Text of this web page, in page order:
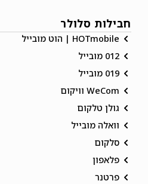
חבילות סלולר
HOTmobile | הוט מובייל
012 מובייל
019 מובייל
WeCom וויקום
גולן טלקום
וואלה מובייל
סלקום
פלאפון
פרטנר